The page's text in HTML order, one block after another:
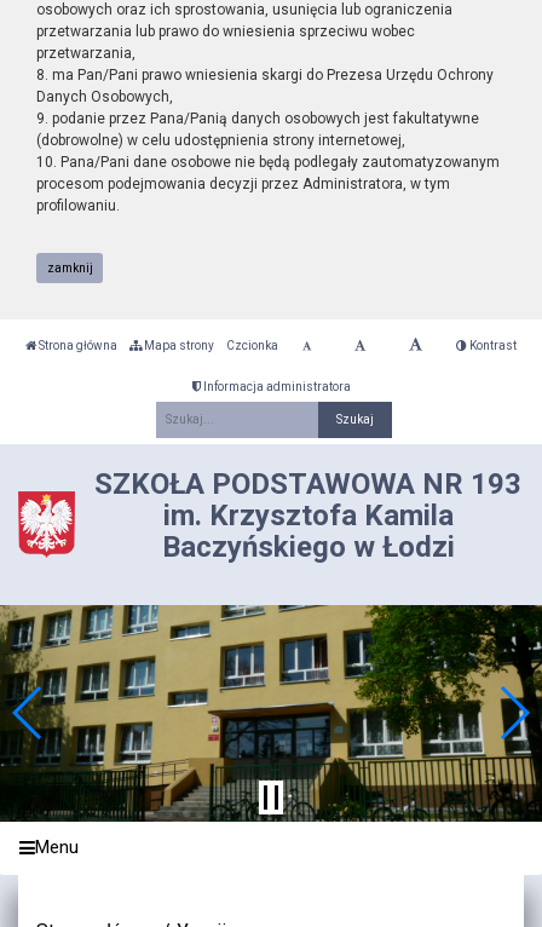
osobowych oraz ich sprostowania, usunięcia lub ograniczenia
przetwarzania lub prawo do wniesienia sprzeciwu wobec
przetwarzania,
8. ma Pan/Pani prawo wniesienia skargi do Prezesa Urzędu Ochrony
Danych Osobowych,
9. podanie przez Pana/Panią danych osobowych jest fakultatywne
(dobrowolne) w celu udostępnienia strony internetowej,
10. Pana/Pani dane osobowe nie będą podlegały zautomatyzowanym
procesom podejmowania decyzji przez Administratora, w tym
profilowaniu.
zamknij
Strona główna Mapa strony Czcionka Kontrast
Informacja administratora
SZKOŁA PODSTAWOWA NR 193
im. Krzysztofa Kamila
Baczyńskiego w Łodzi
Menu